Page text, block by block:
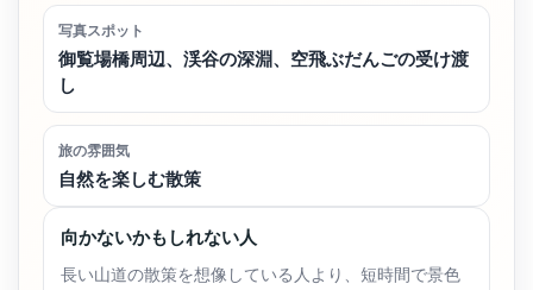
写真スポット
御覧場橋周辺、渓谷の深淵、空飛ぶだんごの受け渡
し
旅の雰囲気
自然を楽しむ散策
向かないかもしれない人
長い山道の散策を想像している人より、短時間で景色